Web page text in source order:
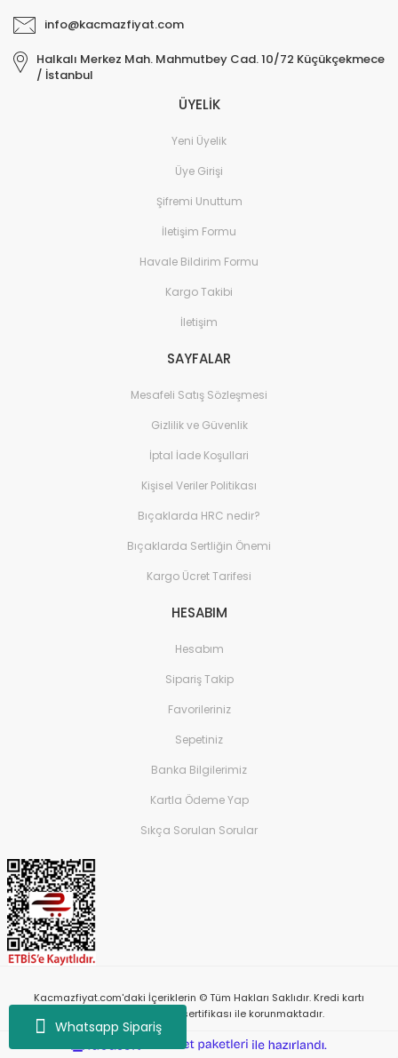
Whatsapp Sipariş
info@kacmazfiyat.com
Halkalı Merkez Mah. Mahmutbey Cad. 10/72 Küçükçekmece
/ İstanbul
ÜYELİK
Yeni Üyelik
Üye Girişi
Şifremi Unuttum
İletişim Formu
Havale Bildirim Formu
Kargo Takibi
İletişim
SAYFALAR
Mesafeli Satış Sözleşmesi
Gizlilik ve Güvenlik
İptal İade Koşullari
Kişisel Veriler Politikası
Bıçaklarda HRC nedir?
Bıçaklarda Sertliğin Önemi
Kargo Ücret Tarifesi
HESABIM
Hesabım
Sipariş Takip
Favorileriniz
Sepetiniz
Banka Bilgilerimiz
Kartla Ödeme Yap
Sıkça Sorulan Sorular
Kacmazfiyat.com'daki İçeriklerin © Tüm Hakları Saklıdır. Kredi kartı
bilgileriniz 256bit SSL sertifikası ile korunmaktadır.
e-